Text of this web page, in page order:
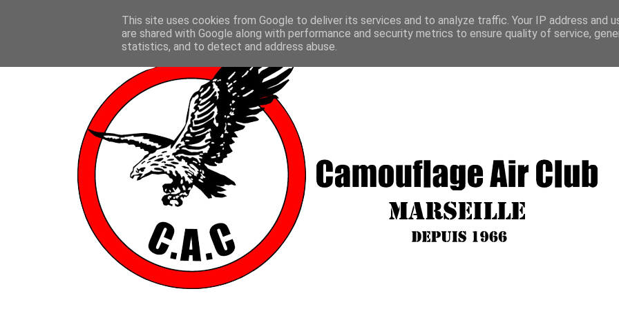
This site uses cookies from Google to deliver its services and to analyze traffic. Your IP address and
are shared with Google along with performance and security metrics to ensure quality of service,
statistics, and to detect and address abuse.